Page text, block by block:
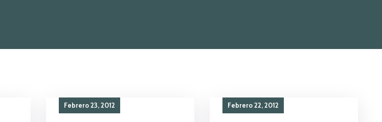
Febrero 23, 2012 Febrero 22, 2012